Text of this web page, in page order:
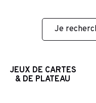
JEUX DE CARTES
& DE PLATEAU